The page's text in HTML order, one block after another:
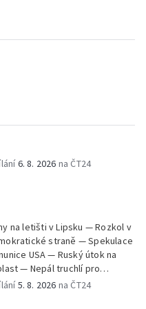
6. 8. 2026 na ČT24
na letišti v Lipsku — Rozkol v
straně — Spekulace
USA — Ruský útok na
— Nepál truchlí pro
útok na Kyjevskou oblast
5. 8. 2026 na ČT24